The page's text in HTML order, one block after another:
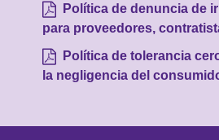
Política de denuncia de
para proveedores,
Política de tolerancia
la negligencia del